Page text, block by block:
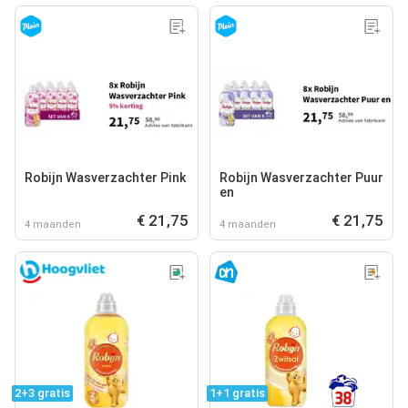
Robijn Wasverzachter Pink
4 maanden € 21,75
Robijn Wasverzachter Puur
en
4 maanden € 21,75
2+3 gratis 1+1 gratis